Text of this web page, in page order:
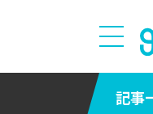
記事